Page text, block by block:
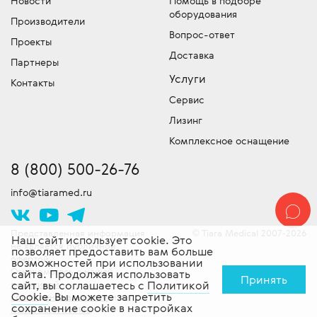
оборудование – обязательно уточняйте, что
входит в эту сумму!
Скидки!
скидок, постоянно проводятся специальные
акции и действуют другие привлекательные
Подбор и продажа оригинальных
запчастей для медицинской техники.
устранения неисправностей и команду
сертифицированных специалистов
выездного обслуживания техники. Работы
проводятся согласно стандартам
производителя. Доставляем
оборудование в сервисный центр -
Производители
Проекты
Партнеры
Контакты
оборудования
Вопрос-ответ
Доставка
Услуги
Сервис
Лизинг
Комплексное оснащение
8 (800) 500-26-76
info@tiaramed.ru
не является публичной
офертой.
Ознакомьтесь с нашей
политикой
конфиденциальностии
политикой cookie.
Наш сайт использует cookie. Это
позволяет предоставить вам больше
возможностей при использовании
сайта. Продолжая использовать
сайт, вы соглашаетесь с Политикой
Cookie. Вы можете запретить
сохранение cookie в настройках
Принять